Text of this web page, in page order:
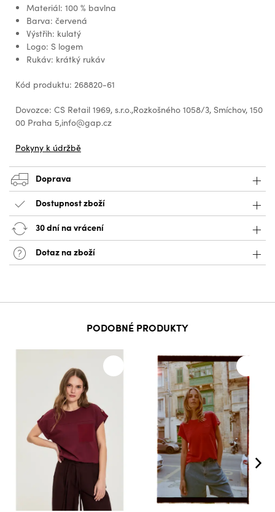
Materiál: 100 % bavlna
Barva: červená
Výstřih: kulatý
Logo: S logem
Rukáv: krátký rukáv
Kód produktu: 268820-61
Dovozce: CS Retail 1969, s.r.o.,Rozkošného 1058/3, Smíchov, 150
00 Praha 5,info@gap.cz
Pokyny k údržbě
Doprava
Dostupnost zboží
30 dní na vrácení
Dotaz na zboží
PODOBNÉ PRODUKTY